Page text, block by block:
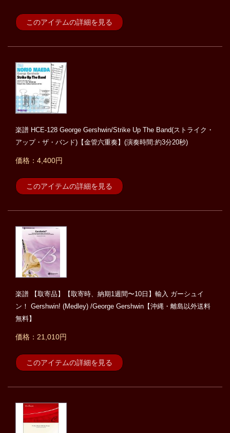
このアイテムの詳細を見る
楽譜 HCE-128 George Gershwin/Strike Up The Band(ストライク・
アップ・ザ・バンド)【金管六重奏】(演奏時間:約3分20秒)
価格：4,400円
このアイテムの詳細を見る
楽譜 【取寄品】【取寄時、納期1週間〜10日】輸入 ガーシュイ
ン！ Gershwin! (Medley) /George Gershwin【沖縄・離島以外送料
無料】
価格：21,010円
このアイテムの詳細を見る